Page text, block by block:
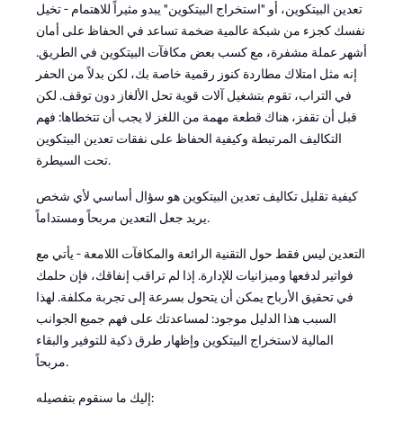
تعدين البيتكوين، أو "استخراج البيتكوين" يبدو مثيراً للاهتمام - تخيل
نفسك كجزء من شبكة عالمية ضخمة تساعد في الحفاظ على أمان
أشهر عملة مشفرة، مع كسب بعض مكافآت البيتكوين في الطريق.
إنه مثل امتلاك مطاردة كنوز رقمية خاصة بك، لكن بدلاً من الحفر
في التراب، تقوم بتشغيل آلات قوية تحل الألغاز دون توقف. لكن
قبل أن تقفز، هناك قطعة مهمة من اللغز لا يجب أن تتخطاها: فهم
التكاليف المرتبطة وكيفية الحفاظ على نفقات تعدين البيتكوين
تحت السيطرة.
كيفية تقليل تكاليف تعدين البيتكوين هو سؤال أساسي لأي شخص
يريد جعل التعدين مربحاً ومستداماً.
التعدين ليس فقط حول التقنية الرائعة والمكافآت اللامعة - يأتي مع
فواتير لدفعها وميزانيات للإدارة. إذا لم تراقب إنفاقك، فإن حلمك
في تحقيق الأرباح يمكن أن يتحول بسرعة إلى تجربة مكلفة. لهذا
السبب هذا الدليل موجود: لمساعدتك على فهم جميع الجوانب
المالية لاستخراج البيتكوين وإظهار طرق ذكية للتوفير والبقاء
مربحاً.
إليك ما سنقوم بتفصيله: